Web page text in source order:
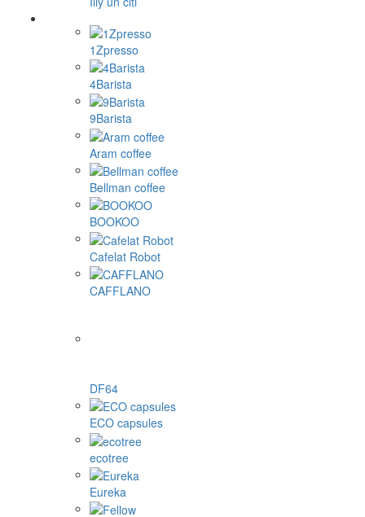
1Zpresso
4Barista
9Barista
Aram coffee
Bellman coffee
BOOKOO
Cafelat Robot
CAFFLANO
DF64
ECO capsules
ecotree
Eureka